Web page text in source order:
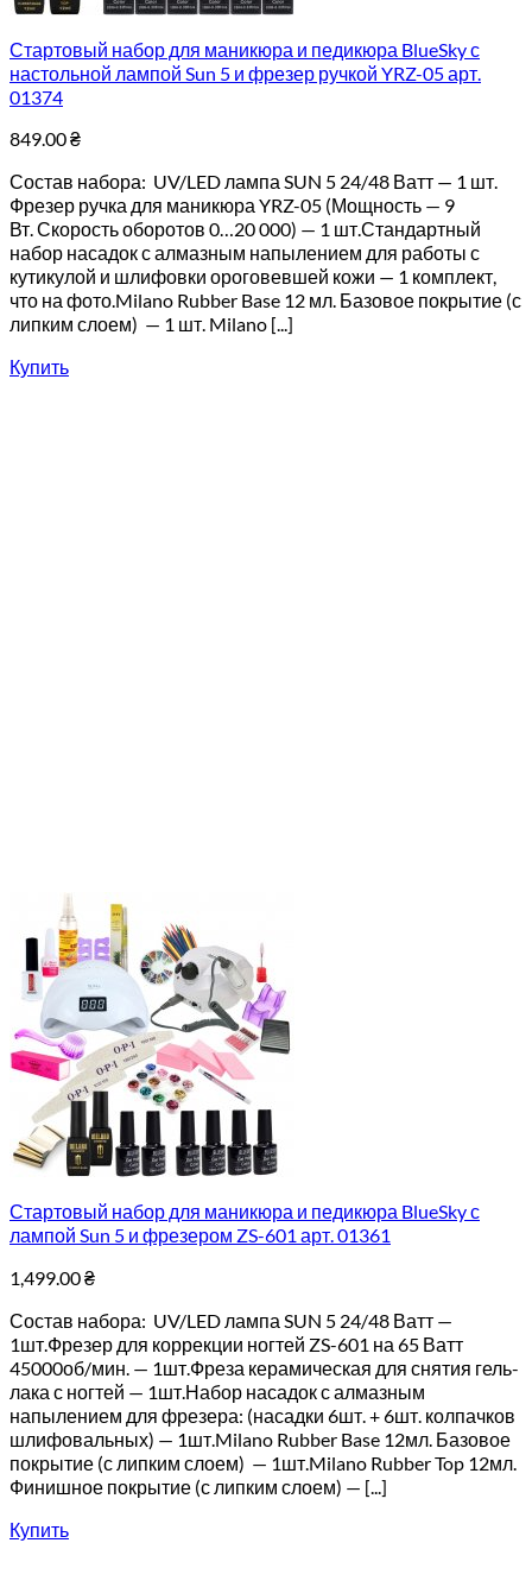
Стартовый набор для маникюра и педикюра BlueSky с
настольной лампой Sun 5 и фрезер ручкой YRZ-05 арт.
01374
849.00₴
Состав набора: UV/LED лампа SUN 5 24/48 Ватт — 1 шт.
Фрезер ручка для маникюра YRZ-05 (Мощность — 9
Вт. Скорость оборотов 0…20 000) — 1 шт.Стандартный
набор насадок с алмазным напылением для работы с
кутикулой и шлифовки ороговевшей кожи — 1 комплект,
что на фото.Milano Rubber Base 12 мл. Базовое покрытие (с
липким слоем) — 1 шт. Milano [...]
Купить
Стартовый набор для маникюра и педикюра BlueSky с
лампой Sun 5 и фрезером ZS-601 арт. 01361
1,499.00₴
Состав набора: UV/LED лампа SUN 5 24/48 Ватт —
1шт.Фрезер для коррекции ногтей ZS-601 на 65 Ватт
45000об/мин. — 1шт.Фреза керамическая для снятия гель-
лака с ногтей — 1шт.Набор насадок с алмазным
напылением для фрезера: (насадки 6шт. + 6шт. колпачков
шлифовальных) — 1шт.Milano Rubber Base 12мл. Базовое
покрытие (с липким слоем) — 1шт.Milano Rubber Top 12мл.
Финишное покрытие (с липким слоем) — [...]
Купить